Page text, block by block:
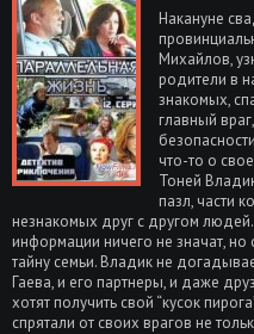
Накануне
Михайлов,
родители в
знакомых,
главный
что-то о
Тоней
пазл, части
незнакомых друг с другом
информации ничего не значат,
тайну семьи. Владик не
Гаева, и его партнеры, и даже
хотят получить свой “кусок
спрятали от своих врагов не